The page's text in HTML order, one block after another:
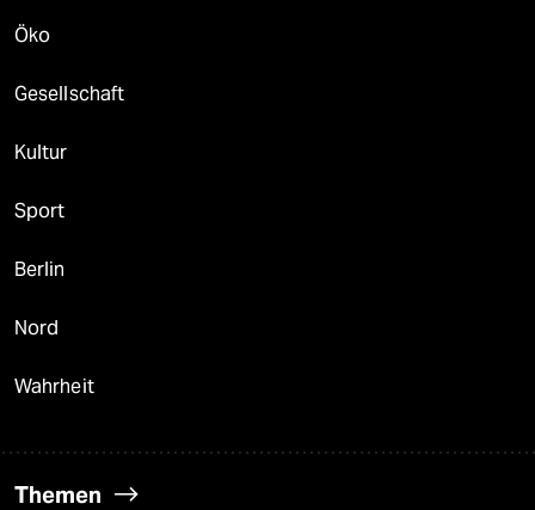
Öko
Gesellschaft
Kultur
Sport
Berlin
Nord
Wahrheit
Themen